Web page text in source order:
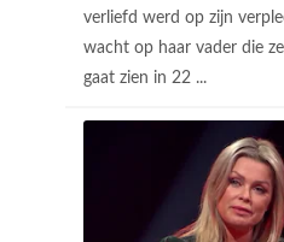
verliefd werd op zijn
wacht op haar vader die
gaat zien in 22 ...